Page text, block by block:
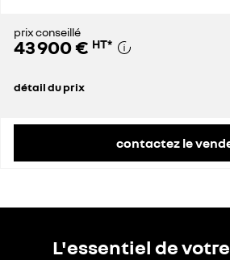
prix conseillé
43 900 € HT*
détail du prix
contactez le
L'essentiel de votre